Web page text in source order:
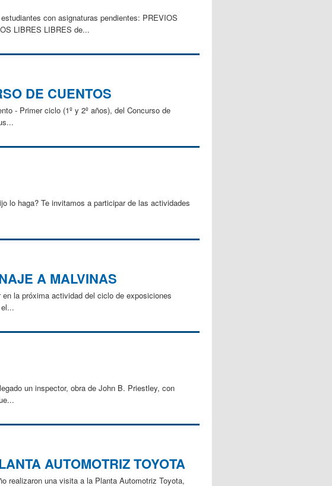
con asignaturas pendientes: PREVIOS
LIBRES LIBRES de...
DE CUENTOS
- Primer ciclo (1º y 2º años), del Concurso de
lo haga? Te invitamos a participar de las actividades
A MALVINAS
la próxima actividad del ciclo de exposiciones
un inspector, obra de John B. Priestley, con
AUTOMOTRIZ TOYOTA
realizaron una visita a la Planta Automotriz Toyota,